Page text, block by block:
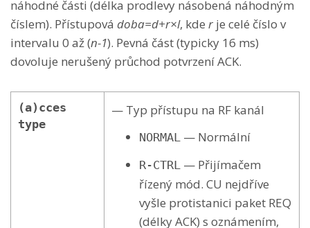
náhodné části (délka prodlevy násobená náhodným
číslem). Přístupová doba=d+r×l, kde r je celé číslo v
intervalu 0 až (n-1). Pevná část (typicky 16 ms)
dovoluje nerušený průchod potvrzení ACK.
(a)cces
type
— Typ přístupu na RF kanál
NORMAL — Normální
R-CTRL — Přijímačem
řízený mód. CU nejdříve
vyšle protistanici paket REQ
(délky ACK) s oznámením,